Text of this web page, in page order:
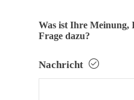
Was ist Ihre
Frage dazu?
Nachricht